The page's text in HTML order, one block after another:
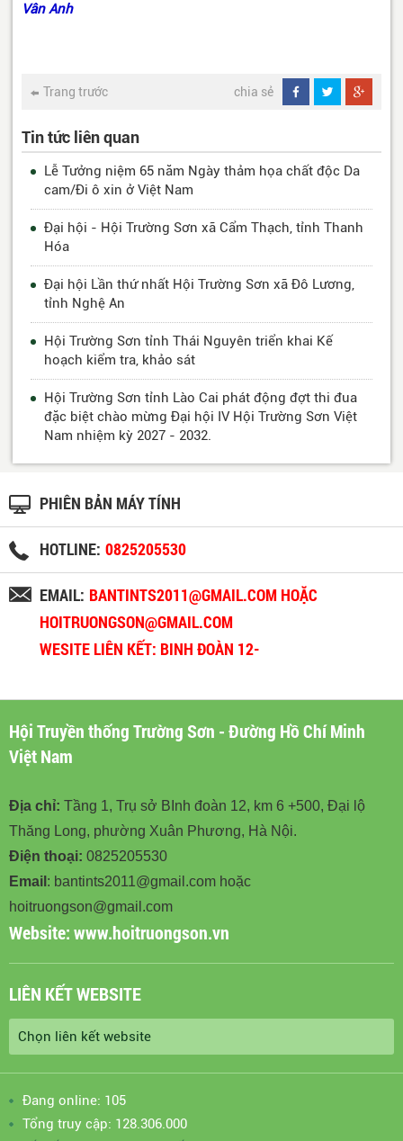
Vân Anh
Trang trước chia sẻ
Tin tức liên quan
Lễ Tưởng niệm 65 năm Ngày thảm họa chất độc Da
cam/Đi ô xin ở Việt Nam
Đại hội - Hội Trường Sơn xã Cẩm Thạch, tỉnh Thanh
Hóa
Đại hội Lần thứ nhất Hội Trường Sơn xã Đô Lương,
tỉnh Nghệ An
Hội Trường Sơn tỉnh Thái Nguyên triển khai Kế
hoạch kiểm tra, khảo sát
Hội Trường Sơn tỉnh Lào Cai phát động đợt thi đua
đặc biệt chào mừng Đại hội IV Hội Trường Sơn Việt
Nam nhiệm kỳ 2027 - 2032.
PHIÊN BẢN MÁY TÍNH
HOTLINE: 0825205530
EMAIL: BANTINTS2011@GMAIL.COM HOẶC
HOITRUONGSON@GMAIL.COM
WESITE LIÊN KẾT: BINH ĐOÀN 12-
Hội Truyền thống Trường Sơn - Đường Hồ Chí Minh
Việt Nam
Địa chỉ: Tầng 1, Trụ sở BInh đoàn 12, km 6 +500, Đại lộ
Thăng Long, phường Xuân Phương, Hà Nội.
Điện thoại: 0825205530
Email : bantints2011@gmail.com hoặc
hoitruongson@gmail.com
Website:www.hoitruongson.vn
LIÊN KẾT WEBSITE
Đang online: 105
Tổng truy cập: 128.306.000